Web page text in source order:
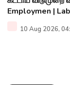
Employmen |
10 Aug 2026,